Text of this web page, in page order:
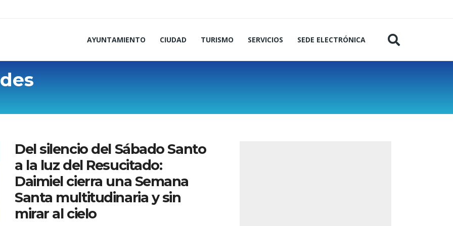
AYUNTAMIENTO CIUDAD TURISMO SERVICIOS SEDE ELECTRÓNICA
Del silencio del Sábado Santo
a la luz del Resucitado:
Daimiel cierra una Semana
Santa multitudinaria y sin
mirar al cielo